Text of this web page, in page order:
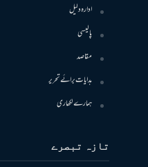
ادارہ دلیل
پالیسی
مقاصد
ہدایات برائے تحریر
ہمارے لکھاری
تازہ تبصرے